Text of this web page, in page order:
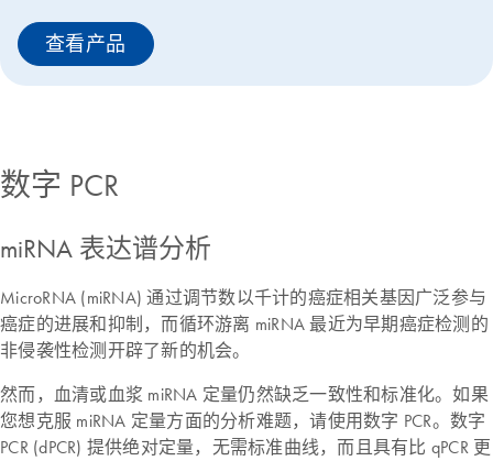
查看产品
数字 PCR
miRNA 表达谱分析
MicroRNA (miRNA) 通过调节数以千计的癌症相关基因广泛参与
癌症的进展和抑制，而循环游离 miRNA 最近为早期癌症检测的
非侵袭性检测开辟了新的机会。
然而，血清或血浆 miRNA 定量仍然缺乏一致性和标准化。如果
您想克服 miRNA 定量方面的分析难题，请使用数字 PCR。数字
PCR (dPCR) 提供绝对定量，无需标准曲线，而且具有比 qPCR 更